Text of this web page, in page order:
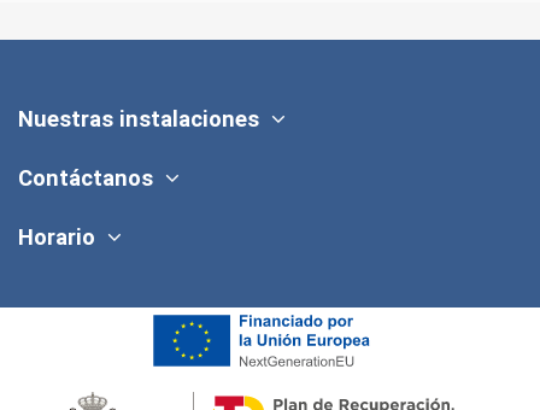
Nuestras instalaciones
Contáctanos
Horario